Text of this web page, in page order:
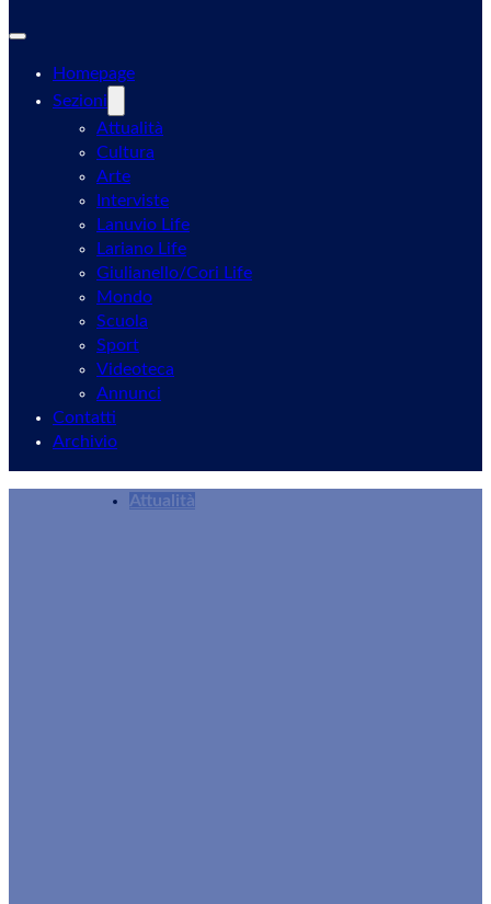
Homepage
Sezioni
Attualità
Cultura
Arte
Interviste
Lanuvio Life
Lariano Life
Giulianello/Cori Life
Mondo
Scuola
Sport
Videoteca
Annunci
Contatti
Archivio
Attualità